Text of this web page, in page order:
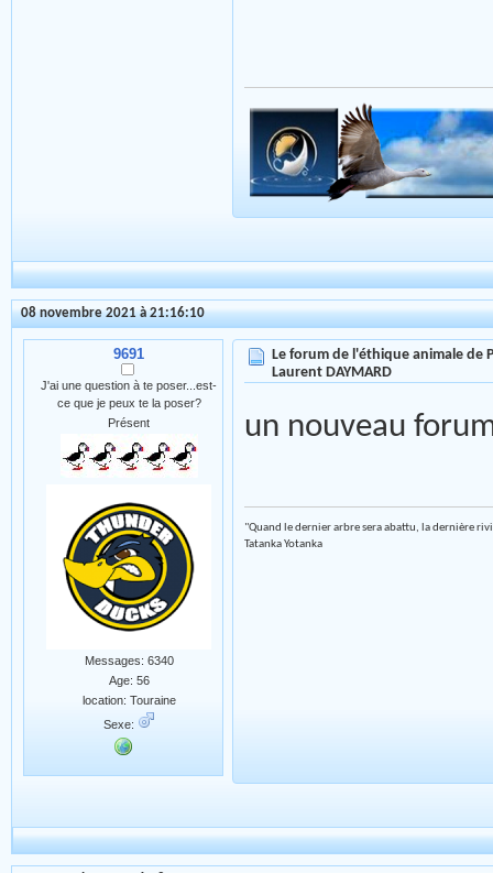
08 novembre 2021 à 21:16:10
9691
J'ai une question à te poser...est-
ce que je peux te la poser?
Présent
Messages: 6340
Age: 56
location: Touraine
Sexe:
Le forum de l'éthique animale de
Laurent DAYMARD
un nouveau
"Quand le dernier arbre sera abattu, la dernière
Tatanka Yotanka